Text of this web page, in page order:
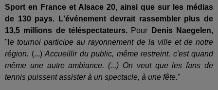
Sport en France et Alsace 20, ainsi que sur les médias
de 130 pays. L'événement devrait rassembler plus de
13,5 millions de téléspectateurs. Pour
Denis Naegelen,
"l e tournoi participe au rayonnement de la ville et de notre
région. (...) Accueillir du public, même restreint, c'est quand
même une autre ambiance. (...) On veut que les fans de
tennis puissent assister à un spectacle, à une fête."